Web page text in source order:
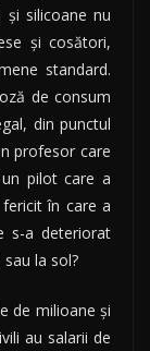
silicoane nu
şi cosători,
standard.
de consum
din punctul
profesor care
pilot care a
în care a
s-a deteriorat
la sol?
de milioane şi
au salarii de